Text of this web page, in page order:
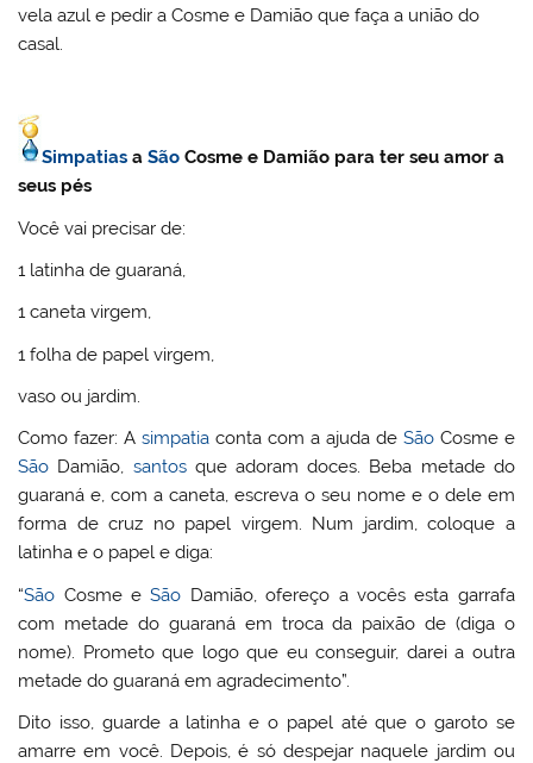
vela azul e pedir a Cosme e Damião que faça a união do
casal.
Simpatias aSão Cosme e Damião para ter seu amor a
seus pés
Você vai precisar de:
1 latinha de guaraná,
1 caneta virgem,
1 folha de papel virgem,
vaso ou jardim.
Como fazer: Asimpatia conta com a ajuda de SãoCosme e
São Damião, santosque adoram doces. Beba metade do
guaraná e, com a caneta, escreva o seu nome e o dele em
forma de cruz no papel virgem. Num jardim, coloque a
latinha e o papel e diga:
“São Cosme eSão Damião, ofereço a vocês esta garrafa
com metade do guaraná em troca da paixão de (diga o
nome). Prometo que logo que eu conseguir, darei a outra
metade do guaraná em agradecimento”.
Dito isso, guarde a latinha e o papel até que o garoto se
amarre em você. Depois, é só despejar naquele jardim ou